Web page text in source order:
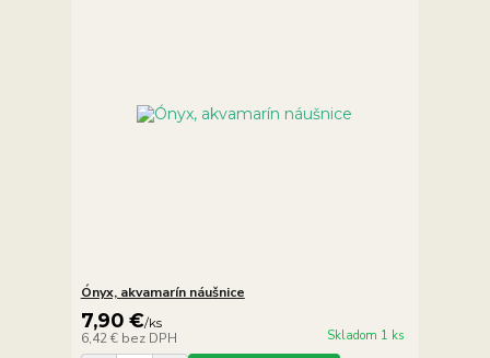
Ónyx, akvamarín náušnice
7,90 €/ks
6,42 € bez DPH Skladom 1 ks